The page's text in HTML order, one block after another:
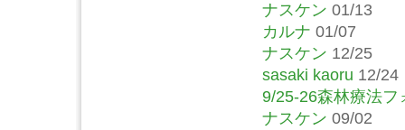
ナスケン 01/13
カルナ 01/07
ナスケン 12/25
sasaki kaoru 12/24
9/25-26森林療法
ナスケン 09/02